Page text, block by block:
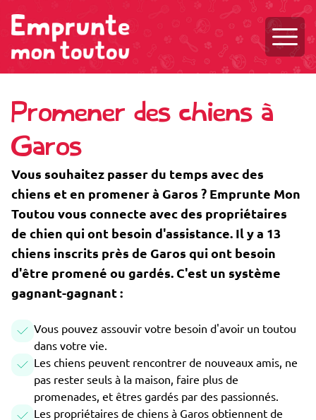
Promener des chiens à
Garos
Vous souhaitez passer du temps avec des
chiens et en promener à Garos ? Emprunte Mon
Toutou vous connecte avec des propriétaires
de chien qui ont besoin d'assistance. Il y a 13
chiens inscrits près de Garos qui ont besoin
d'être promené ou gardés. C'est un système
gagnant-gagnant :
Vous pouvez assouvir votre besoin d'avoir un toutou
dans votre vie.
Les chiens peuvent rencontrer de nouveaux amis, ne
pas rester seuls à la maison, faire plus de
promenades, et êtres gardés par des passionnés.
Les propriétaires de chiens à Garos obtiennent de